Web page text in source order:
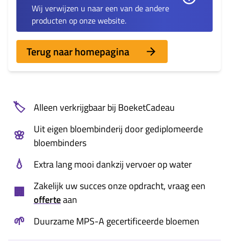
Wij verwijzen u naar een van de andere
producten op onze website.
Terug naar homepagina
🏷️ Alleen verkrijgbaar bij BoeketCadeau
🌸
Uit eigen bloembinderij door gediplomeerde
bloembinders
💧 Extra lang mooi dankzij vervoer op water
🏢
Zakelijk uw succes onze opdracht, vraag een
offerteaan
🌱 Duurzame MPS-A gecertificeerde bloemen